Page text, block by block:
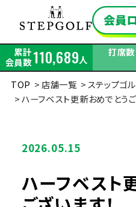
累計
会員数110,689人
打席数
TOP
店舗一覧 ステップゴ
ハーフベスト更新おめでとうご
2026.05.15
ハーフベスト